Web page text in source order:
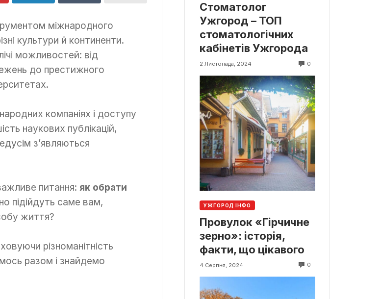
міжнародного
культури й континенти.
можливостей: від
до престижного
компаніях і доступу
наукових публікацій,
з’являються
питання: як обрати
підійдуть саме вам,
життя?
різноманітність
разом і знайдемо
Стоматолог
Ужгород – ТОП
стоматологічних
кабінетів Ужгорода
2 Листопада, 2024 0
УЖГОРОД ІНФО
Провулок «Гірчичне
зерно»: історія,
факти, що цікавого
4 Серпня, 2024 0